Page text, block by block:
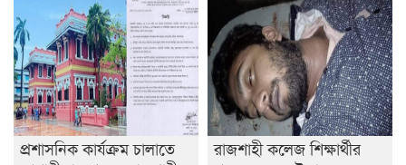
প্রশাসনিক কার্যক্রম চালাতে
রাজশাহী কলেজ শিক্ষার্থীর